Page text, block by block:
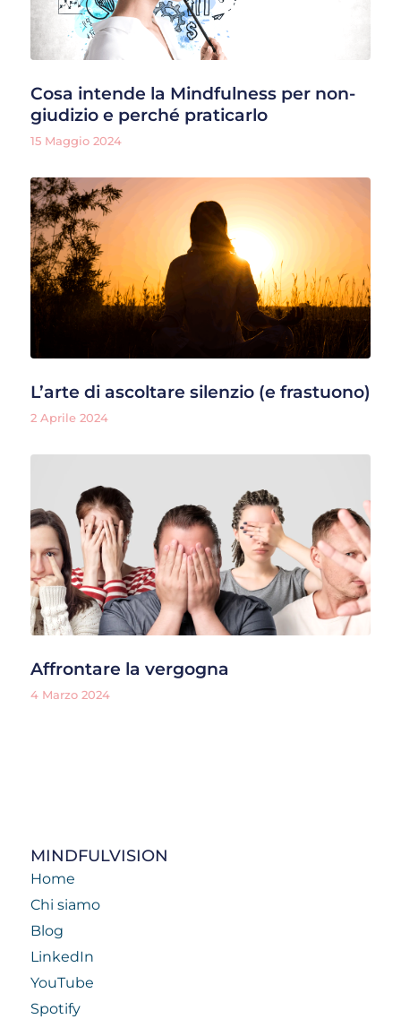
Cosa intende la Mindfulness per non-
giudizio e perché praticarlo
15 Maggio 2024
L’arte di ascoltare silenzio (e frastuono)
2 Aprile 2024
Affrontare la vergogna
4 Marzo 2024
MINDFULVISION
Home
Chi siamo
Blog
LinkedIn
YouTube
Spotify